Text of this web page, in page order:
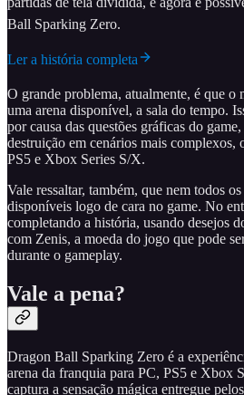
Ball Sparking Zero.
Ler a história completa
O grande problema, atualmente, é que o
uma arena disponível, a sala do tempo.
por causa das questões gráficas do
destruição em cenários mais complexos,
PS5 e Xbox Series S/X.
Vale ressaltar, também, que nem todos
disponíveis logo de cara no game. No
completando a história, usando desejos
com Zenis, a moeda do jogo que pode
durante o gameplay.
Vale a pena?
Dragon Ball Sparking Zero é a
arena da franquia para PC, PS5 e Xbox
captura a sensação mágica entregue